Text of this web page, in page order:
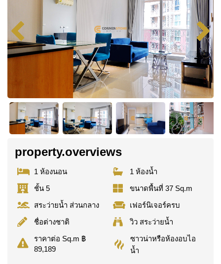
property.overviews
1 ห้องนอน
1 ห้องน้ำ
ชั้น 5
ขนาดพื้นที่ 37 Sq.m
สระว่ายน้ำ ส่วนกลาง
เฟอร์นิเจอร์ครบ
ชื่อต่างชาติ
วิว สระว่ายน้ำ
ราคาต่อ Sq.m ฿
89,189
ซาวน่าหรือห้องอบไอ
น้ำ